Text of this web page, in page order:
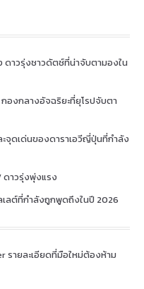
ดาวรุ่งชาวดัตช์ที่น่าจับตามองใน
องกลางอัจฉริยะที่ยุโรปจับตา
ะจุดเด่นของดาราเอวีญี่ปุ่นที่กำลัง
ดาวรุ่งพุ่งแรง
เลต์ที่กำลังถูกพูดถึงในปี 2026
รายละเอียดที่มือใหม่ต้องห้าม